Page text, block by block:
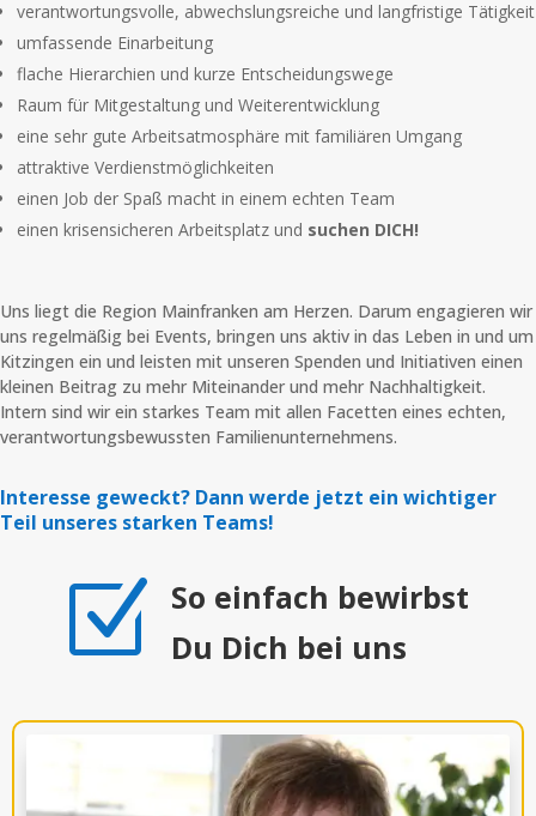
verantwortungsvolle, abwechslungsreiche und langfristige Tätigkeit
umfassende Einarbeitung
flache Hierarchien und kurze Entscheidungswege
Raum für Mitgestaltung und Weiterentwicklung
eine sehr gute Arbeitsatmosphäre mit familiären Umgang
attraktive Verdienstmöglichkeiten
einen Job der Spaß macht in einem echten Team
einen krisensicheren Arbeitsplatz und suchen DICH!
Uns liegt die Region Mainfranken am Herzen. Darum engagieren wir
uns regelmäßig bei Events, bringen uns aktiv in das Leben in und um
Kitzingen ein und leisten mit unseren Spenden und Initiativen einen
kleinen Beitrag zu mehr Miteinander und mehr Nachhaltigkeit.
Intern sind wir ein starkes Team mit allen Facetten eines echten,
verantwortungsbewussten Familienunternehmens.
Interesse geweckt? Dann werde jetzt ein wichtiger
Teil unseres starken Teams!
Z
So einfach bewirbst
Du Dich bei uns